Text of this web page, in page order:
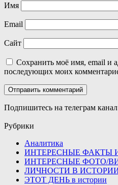
Имя
Email
Сайт
Сохранить моё имя, email и
последующих моих
Подпишитесь на телеграм канал
Рубрики
Аналитика
ИНТЕРЕСНЫЕ ФАКТЫ
ИНТЕРЕСНЫЕ ФОТО/
ЛИЧНОСТИ В
ЭТОТ ДЕНЬ в истории